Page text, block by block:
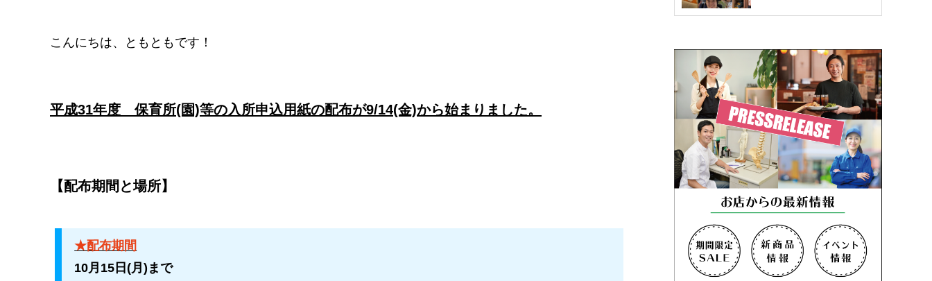
こんにちは、ともともです！
平成31年度 保育所(園)等の入所申込用紙の配布が9/14(金)から始まりました。
【配布期間と場所】
★配布期間
10月15日(月)まで